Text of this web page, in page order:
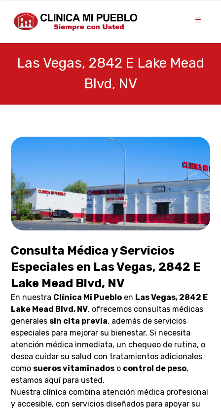
Las Vegas, 2842 E Lake Mead
Blvd, NV
Consulta Médica y Servicios
Especiales en Las Vegas, 2842 E
Lake Mead Blvd, NV
En nuestra Clínica Mi Pueblo en Las Vegas, 2842 E
Lake Mead Blvd, NV, ofrecemos consultas médicas
generales sin cita previa, además de servicios
especiales para mejorar su bienestar. Si necesita
atención médica inmediata, un chequeo de rutina, o
desea cuidar su salud con tratamientos adicionales
como sueros vitaminados o control de peso,
estamos aquí para usted.
Nuestra clínica combina atención médica profesional
y accesible, con servicios diseñados para apoyar su